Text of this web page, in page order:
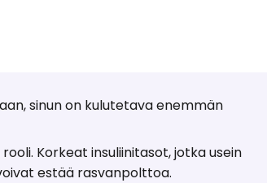
sinun on kulutetava enemmän
Korkeat insuliinitasot, jotka usein
estää rasvanpolttoa.